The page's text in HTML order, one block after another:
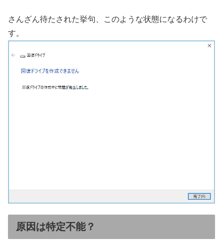
さんざん待たされた挙句、このような状態になるわけで
す。
原因は特定不能？